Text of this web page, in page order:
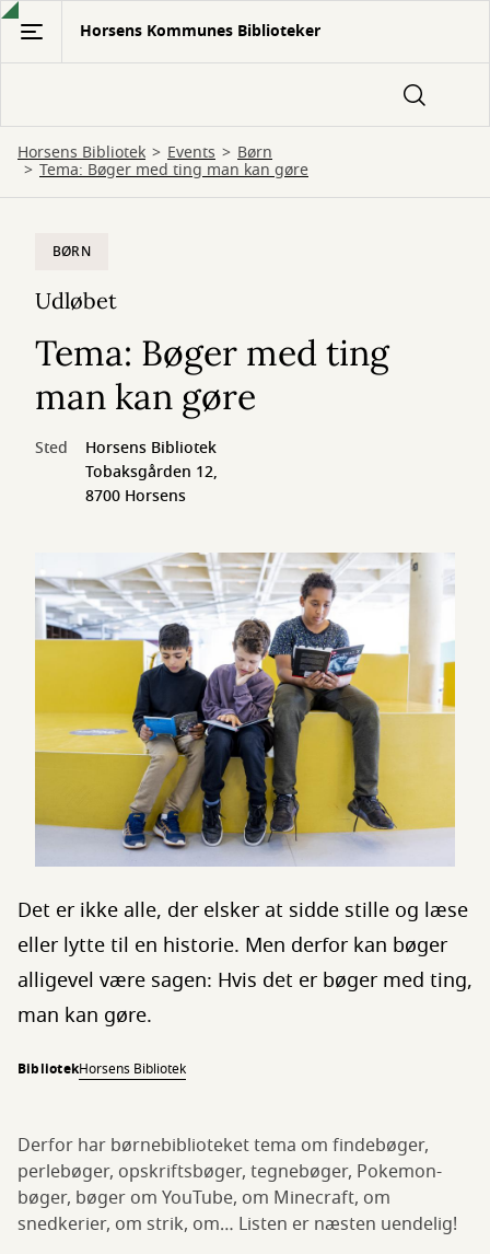
Gå
hovedindhold
Horsens Kommunes Biblioteker
Horsens Bibliotek Events Børn
Tema: Bøger med ting man kan gøre
BØRN
Udløbet
Tema: Bøger med ting
man kan gøre
Sted
Horsens Bibliotek
Tobaksgården 12,
8700 Horsens
Det er ikke alle, der elsker at sidde stille og læse
eller lytte til en historie. Men derfor kan bøger
alligevel være sagen: Hvis det er bøger med ting,
man kan gøre.
BibliotekHorsens Bibliotek
Derfor har børnebiblioteket tema om findebøger,
perlebøger, opskriftsbøger, tegnebøger, Pokemon-
bøger, bøger om YouTube, om Minecraft, om
snedkerier, om strik, om… Listen er næsten uendelig!